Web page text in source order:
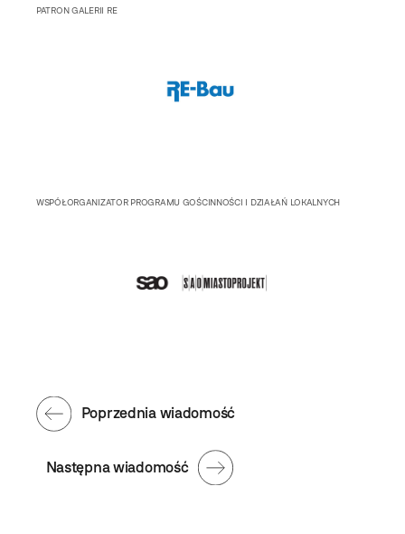
PATRON GALERII RE
WSPÓŁORGANIZATOR PROGRAMU GOŚCINNOŚCI I DZIAŁAŃ LOKALNYCH
Następna wiadomość
Poprzednia wiadomość